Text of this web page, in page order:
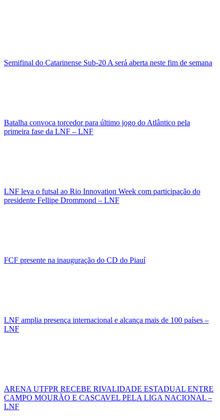
Semifinal do Catarinense Sub-20 A será aberta neste fim de semana
Batalha convoca torcedor para último jogo do Atlântico pela
primeira fase da LNF – LNF
LNF leva o futsal ao Rio Innovation Week com participação do
presidente Fellipe Drommond – LNF
FCF presente na inauguração do CD do Piauí
LNF amplia presença internacional e alcança mais de 100 países –
LNF
ARENA UTFPR RECEBE RIVALIDADE ESTADUAL ENTRE
CAMPO MOURÃO E CASCAVEL PELA LIGA NACIONAL –
LNF